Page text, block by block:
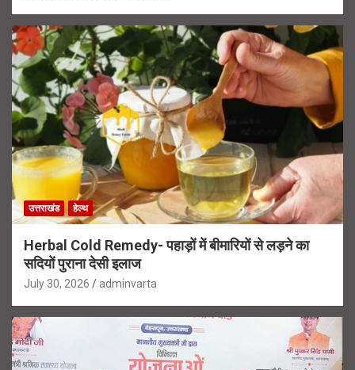
उत्तराखंड हेल्थ
Herbal Cold Remedy- पहाड़ों में बीमारियों से लड़ने का
सदियों पुराना देसी इलाज
July 30, 2026 adminvarta